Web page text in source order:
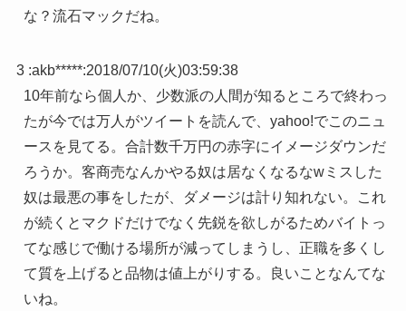
な？流石マックだね。
3 :akb*****:2018/07/10(火)03:59:38
10年前なら個人か、少数派の人間が知るところで終わっ
たが今では万人がツイートを読んで、yahoo!でこのニュ
ースを見てる。合計数千万円の赤字にイメージダウンだ
ろうか。客商売なんかやる奴は居なくなるなwミスした
奴は最悪の事をしたが、ダメージは計り知れない。これ
が続くとマクドだけでなく先鋭を欲しがるためバイトっ
てな感じで働ける場所が減ってしまうし、正職を多くし
て質を上げると品物は値上がりする。良いことなんてな
いね。